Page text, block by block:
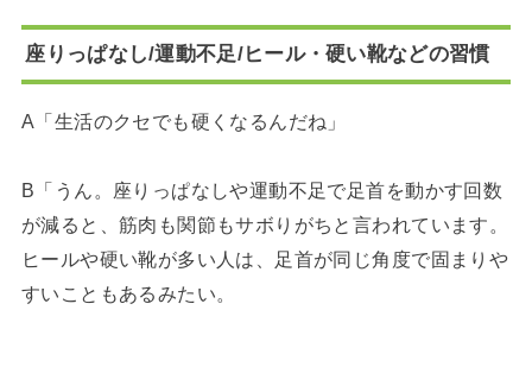
座りっぱなし/運動不足/ヒール・硬い靴などの習慣
A「生活のクセでも硬くなるんだね」
B「うん。座りっぱなしや運動不足で足首を動かす回数
が減ると、筋肉も関節もサボりがちと言われています。
ヒールや硬い靴が多い人は、足首が同じ角度で固まりや
すいこともあるみたい。